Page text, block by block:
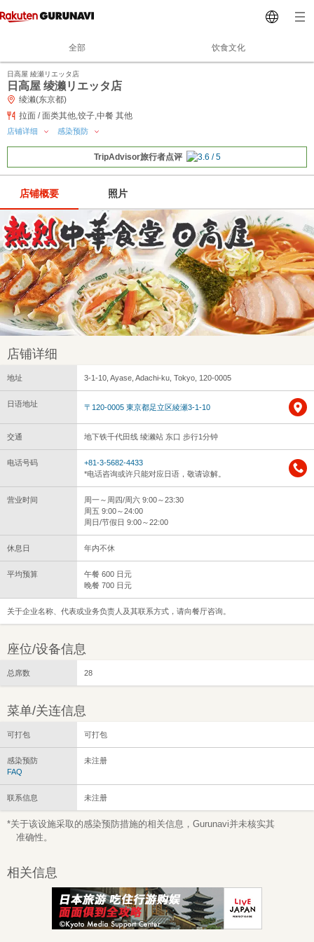
全部 饮食文化
日高屋 綾瀬リエッタ店
日高屋 绫濑リエッタ店
绫濑(东京都)
拉面 / 面类其他,饺子,中餐 其他
店铺详细 感染预防
TripAdvisor旅行者点评
店铺概要 照片
店铺详细
地址 3-1-10, Ayase, Adachi-ku, Tokyo, 120-0005
日语地址 〒120-0005 東京都足立区綾瀬3-1-10
交通 地下铁千代田线 绫濑站 东口 步行1分钟
电话号码
+81-3-5682-4433
*电话咨询或许只能对应日语，敬请谅解。
营业时间
周一～周四/周六 9:00～23:30
周五 9:00～24:00
周日/节假日 9:00～22:00
休息日 年内不休
平均预算
午餐 600 日元
晚餐 700 日元
关于企业名称、代表或业务负责人及其联系方式，请向餐厅咨询。
座位/设备信息
总席数 28
菜单/关连信息
可打包 可打包
感染预防
FAQ
未注册
联系信息 未注册
*关于该设施采取的感染预防措施的相关信息，Gurunavi并未核实其
准确性。
相关信息